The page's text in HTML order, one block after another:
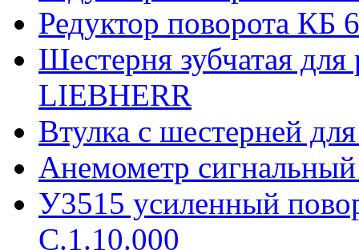
Редуктор поворота КБ
Шестерня зубчатая
LIEBHERR
Втулка с шестерней
Анемометр
У3515 усиленный
С.1.10.000